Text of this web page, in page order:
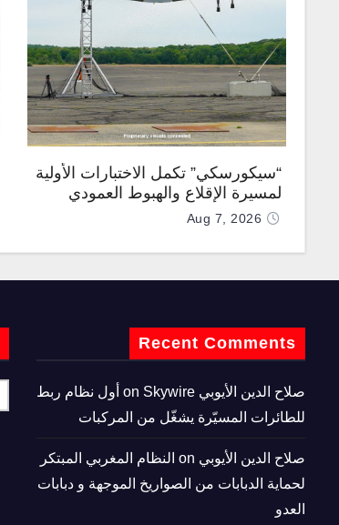
“سيكورسكي” تكمل الاختبارات الأولية
لمسيرة الإقلاع والهبوط العمودي
“نوماد 100”Aug 7, 2026
Recent Comments
صلاح الدين الأيوبي
Skywire أول نظام ربط
للطائرات المسيّرة يشغّل من المركبات
صلاح الدين الأيوبي
النظام المغربي المبتكر
لحماية الدبابات من الصواريخ الموجهة و دبابات
العدو